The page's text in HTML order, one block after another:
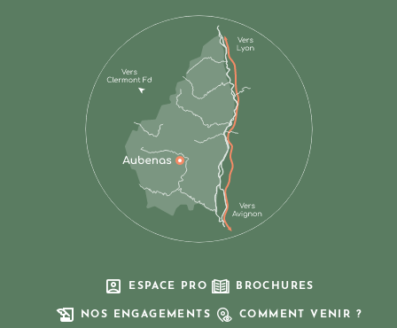
ESPACE PRO BROCHURES
NOS ENGAGEMENTS COMMENT VENIR ?